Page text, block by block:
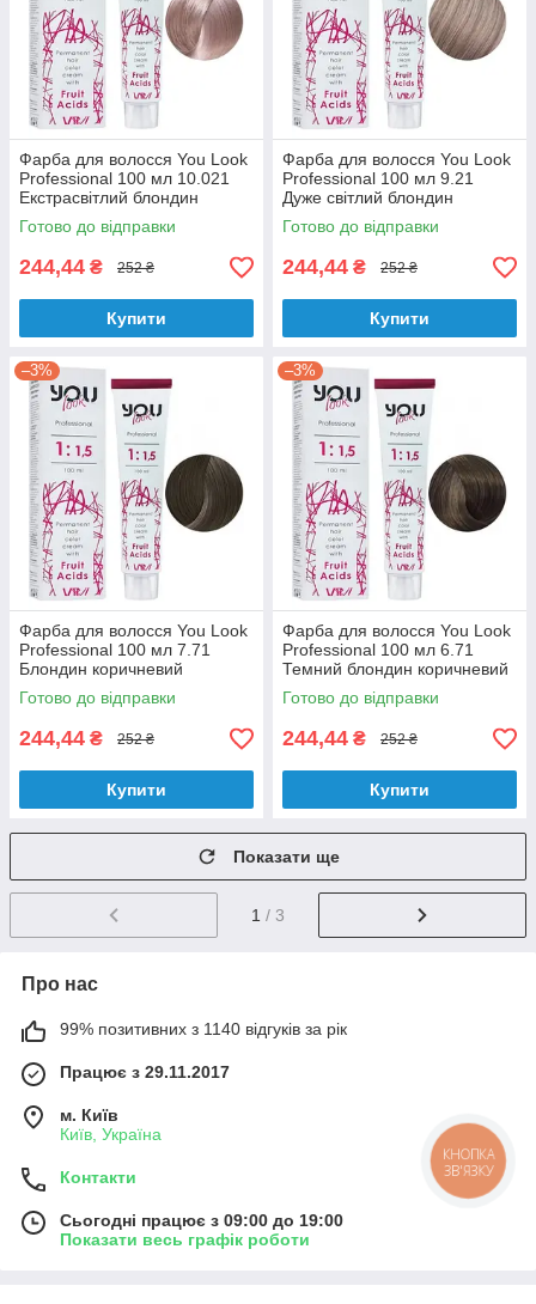
Фарба для волосся You Look
Professional 100 мл 10.021
Екстрасвітлий блондин
натуральний перламутровий
попелястий
Готово до відправки
244,44 ₴ 252 ₴
Купити
Фарба для волосся You Look
Professional 100 мл 9.21
Дуже світлий блондин
перламутрово-попелястий
Готово до відправки
244,44 ₴ 252 ₴
Купити
–3%
Фарба для волосся You Look
Professional 100 мл 7.71
Блондин коричневий
попелястий
Готово до відправки
244,44 ₴ 252 ₴
Купити
–3%
Фарба для волосся You Look
Professional 100 мл 6.71
Темний блондин коричневий
попелястий
Готово до відправки
244,44 ₴ 252 ₴
Купити
Показати ще
1 / 3
Про нас
99% позитивних з 1140 відгуків за рік
Працює з 29.11.2017
м. Київ
Київ, Україна
Контакти
Сьогодні працює з 09:00 до 19:00
Показати весь графік роботи